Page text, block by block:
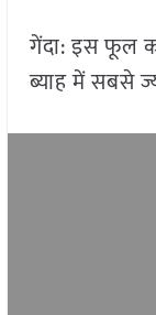
गेंदा: इस फूल
ब्याह में सबसे